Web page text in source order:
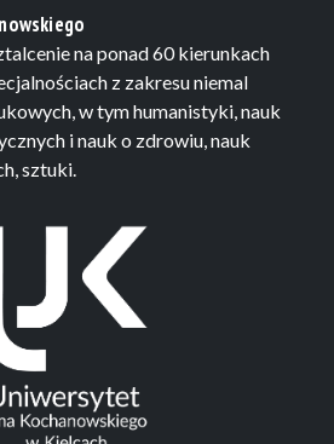
na ponad 60 kierunkach
z zakresu niemal
w tym humanistyki, nauk
i nauk o zdrowiu, nauk
sztuki.